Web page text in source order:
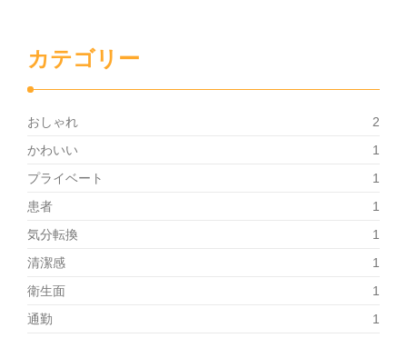
カテゴリー
おしゃれ
2
かわいい
1
プライベート
1
患者
1
気分転換
1
清潔感
1
衛生面
1
通勤
1